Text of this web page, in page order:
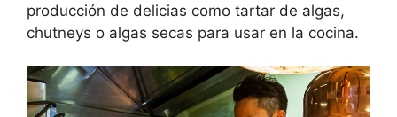
producción de delicias como tartar de algas,
chutneys o algas secas para usar en la cocina.